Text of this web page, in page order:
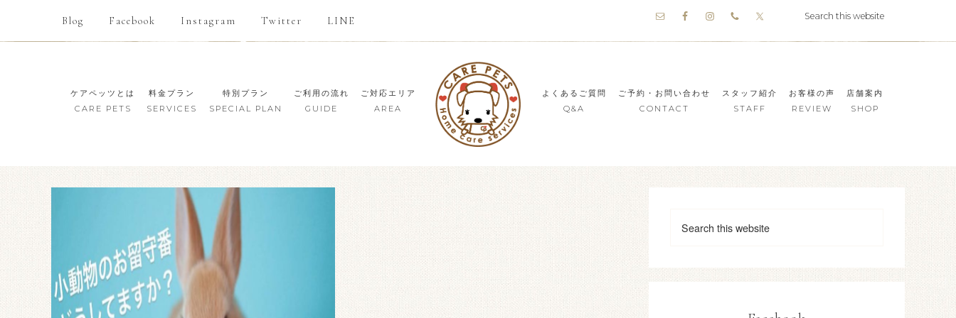
Blog Facebook Instagram Twitter LINE
ケアペッツとは
CARE PETS
料金プラン
SERVICES
特別プラン
SPECIAL PLAN
ご利用の流れ
GUIDE
ご対応エリア
AREA
よくあるご質問
Q&A
ご予約・お問い合わせ
CONTACT
スタッフ紹介
STAFF
お客様の声
REVIEW
店舗案内
SHOP